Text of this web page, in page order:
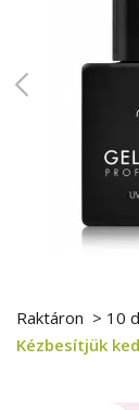
Raktáron > 10
Kézbesítjük